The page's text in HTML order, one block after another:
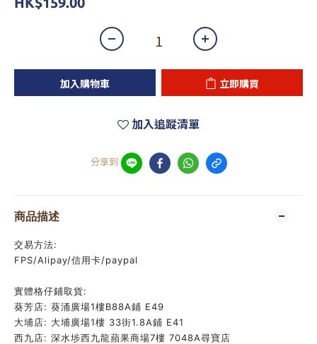
加入購物車 立即購買
加入追蹤清單
分享到
商品描述
交易方法:
FPS/Alipay/信用卡/paypal
實體格仔鋪取貨:
葵芳店: 葵涌廣場1樓B88A鋪 E49
大埔店: 大埔廣場1樓 33街1.8A鋪 E41
西九店: 深水埗西九龍蘋果商場7樓 7048A尋寶店